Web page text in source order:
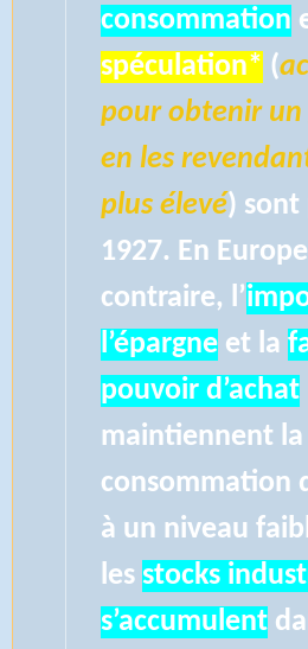
consommation
spéculation* (
pour obtenir
en les
plus élevé) sont
1927. En
contraire, l’
l’épargne et la
pouvoir d’achat
maintiennent la
consommation
à un niveau
les stocks
s’accumulent